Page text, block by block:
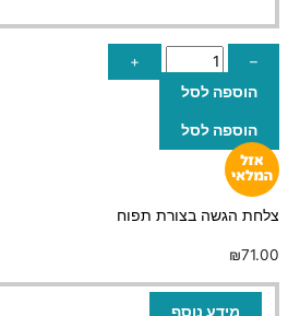
–
+
הוספה לסל
הוספה לסל
צלחת הגשה בצורת תפוח
₪71.00
מידע נוסף